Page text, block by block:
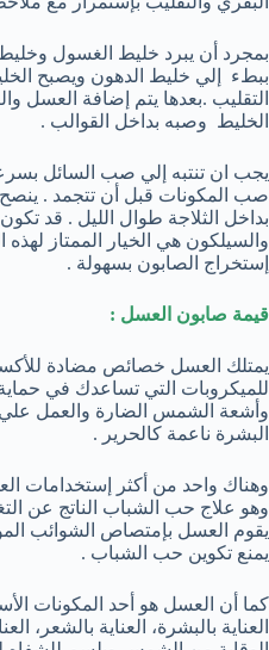
بمجرد أن يبرد خليط الغسول
ببطء إلي خليط الدهون ويصبح
التقليب .بعدها يتم إضافة العسل
الخليط وصبه بداخل القوالب .
يجب ان تنتبه إلي صب السائل
صب المكونات قبل أن تتجمد .
بداخل الثلاجة طوال الليل . قد
والسيلكون هي الخيار الممتاز
إستخراج الصابون بسهولة .
قيمة صابون العسل :
يمتلك العسل خصائص مضادة
للميكروبات التي تساعدك في حماية
وأشعة الشمس الضارة والعمل علي
البشرة ناعمة كالحرير .
وهناك واحد من أكثر إستخدامات
وهو علاج حب الشباب الناتج عن
يقوم العسل بإمتصاص الشوائب
يمنع تكوين حب الشباب .
كما أن العسل هو أحد المكونات
العناية بالبشرة، العناية بالشعر،